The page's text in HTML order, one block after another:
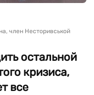
член Несторивськой
остальной
кризиса,
все